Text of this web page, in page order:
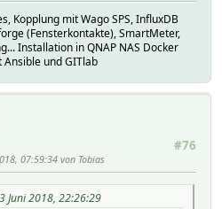
Kopplung mit Wago SPS, InfluxDB
(Fensterkontakte), SmartMeter,
Installation in QNAP NAS Docker
und GITlab
#76
07:59:34 von Tobias
Juni 2018, 22:26:29